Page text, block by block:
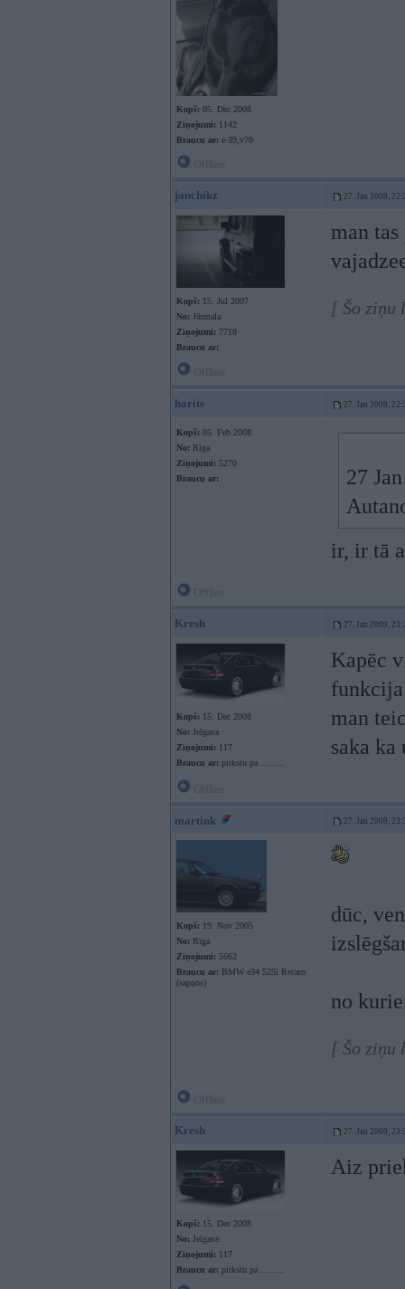
Kopš: 05. Dec 2008
Ziņojumi: 1142
Braucu ar: e-39,v70
janchikz 27. Jan 2009,
Kopš: 15. Jul 2007
No: Jūrmala
Ziņojumi: 7718
Braucu ar:
man
[ Šo ziņu
harits 27. Jan 2009,
Kopš: 05. Feb 2008
No: Rīga
Ziņojumi: 5270
Braucu ar:
27
ir, ir tā
Kresh 27. Jan 2009,
Kopš: 15. Dec 2008
No: Jelgava
Ziņojumi: 117
Braucu ar: pirkstu pa .........
Kapēc
man
saka
martink 27. Jan 2009,
Kopš: 19. Nov 2005
No: Rīga
Ziņojumi: 5662
Braucu ar: BMW e34 525i Recaro
(sapņos)
dūc,
no
[ Šo ziņu
Kresh 27. Jan 2009,
Kopš: 15. Dec 2008
No: Jelgava
Ziņojumi: 117
Braucu ar: pirkstu pa .........
Aiz